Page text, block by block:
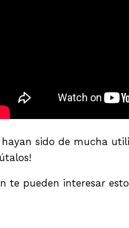
hayan sido de mucha
te pueden interesar